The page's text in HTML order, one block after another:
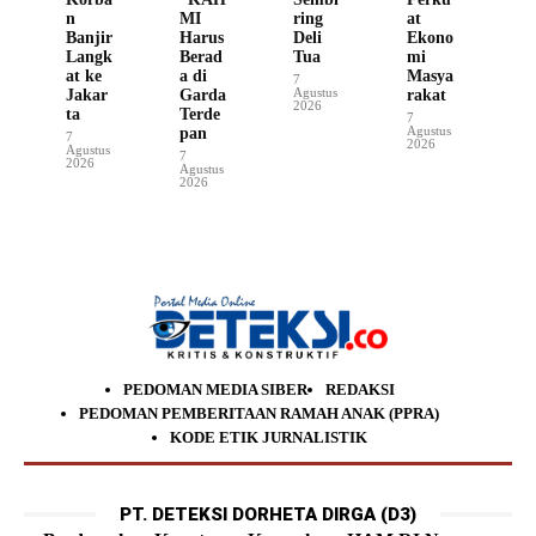
n
Banjir
Langk
at ke
Jakar
ta
7
Agustus
2026
MI
Harus
Berad
a di
Garda
Terde
pan
7
Agustus
2026
ring
Deli
Tua
7
Agustus
2026
at
Ekono
mi
Masya
rakat
7
Agustus
2026
PEDOMAN MEDIA SIBER
REDAKSI
PEDOMAN PEMBERITAAN RAMAH ANAK (PPRA)
KODE ETIK JURNALISTIK
PT. DETEKSI DORHETA DIRGA (D3)